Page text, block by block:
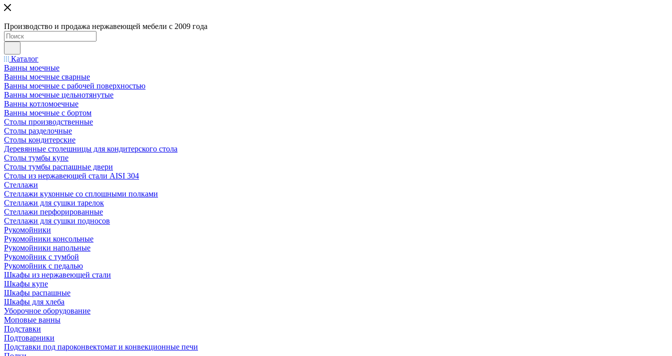
Производство и продажа нержавеющей мебели с 2009 года
Каталог
Ванны моечные
Ванны моечные сварные
Ванны моечные с рабочей поверхностью
Ванны моечные цельнотянутые
Ванны котломоечные
Ванны моечные с бортом
Столы производственные
Столы разделочные
Столы кондитерские
Деревянные столешницы для кондитерского стола
Столы тумбы купе
Столы тумбы распашные двери
Столы из нержавеющей стали AISI 304
Стеллажи
Стеллажи кухонные со сплошными полками
Стеллажи для сушки тарелок
Стеллажи перфорированные
Стеллажи для сушки подносов
Рукомойники
Рукомойники консольные
Рукомойники напольные
Рукомойник с тумбой
Рукомойник с педалью
Шкафы из нержавеющей стали
Шкафы купе
Шкафы распашные
Шкафы для хлеба
Уборочное оборудование
Моповые ванны
Подставки
Подтоварники
Подставки под пароконвектомат и конвекционные печи